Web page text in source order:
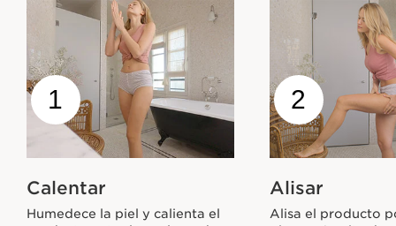
1
Calentar
Humedece la piel y calienta el
2
Alisar
Alisa el producto